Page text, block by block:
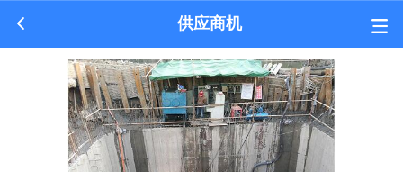
供应商机